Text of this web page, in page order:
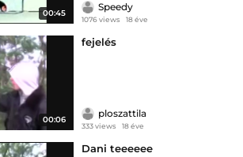
00:45
Speedy
1076 views 18 éve
00:06
fejelés
ploszattila
333 views 18 éve
Dani teeeeee